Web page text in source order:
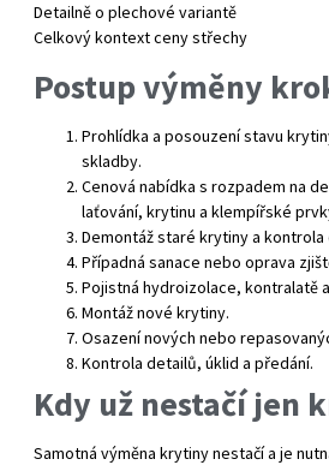
Detailně o plechové variantě
Celkový kontext ceny střechy
Postup výměny
Prohlídka a posouzení stavu
skladby.
Cenová nabídka s rozpadem na
laťování, krytinu a klempířské
Demontáž staré krytiny a kontrola
Případná sanace nebo oprava
Pojistná hydroizolace, kontralatě
Montáž nové krytiny.
Osazení nových nebo
Kontrola detailů, úklid a předání.
Kdy už nestačí jen
Samotná výměna krytiny nestačí a je